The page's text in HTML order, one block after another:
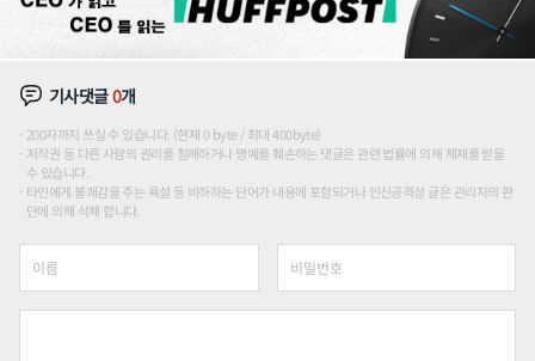
기사댓글0개
200자까지 쓰실 수 있습니다. (현재 0 byte / 최대 400byte)
저작권 등 다른 사람의 권리를 침해하거나 명예를 훼손하는 댓글은 관련 법률에 의해 제재를 받을
수 있습니다.
타인에게 불쾌감을 주는 욕설 등 비하하는 단어가 내용에 포함되거나 인신공격성 글은 관리자의 판
단에 의해 삭제 합니다.